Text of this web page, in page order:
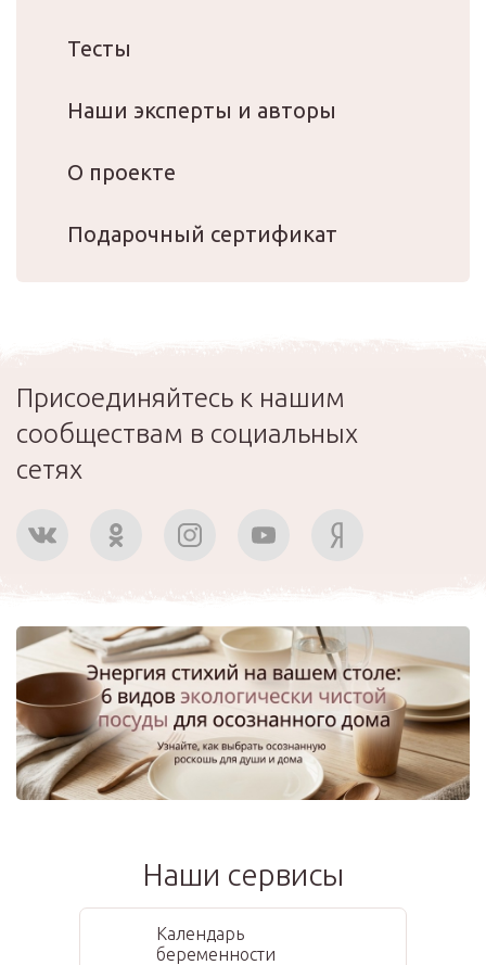
Тесты
Наши эксперты и авторы
О проекте
Подарочный сертификат
Присоединяйтесь к нашим
сообществам в социальных
сетях
Наши сервисы
Календарь
беременности